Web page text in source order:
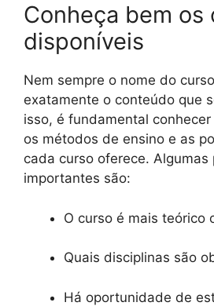
Conheça bem os
disponíveis
Nem sempre o nome do
exatamente o conteúdo que
isso, é fundamental
os métodos de ensino e as
cada curso oferece. Algumas
importantes são:
O curso é mais teórico
Quais disciplinas são
Há oportunidade de